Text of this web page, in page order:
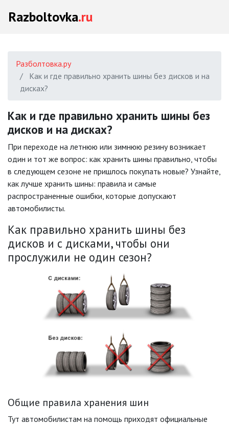
Razboltovka.ru
Разболтовка.ру
Как и где правильно хранить шины без дисков и на
дисках?
Как и где правильно хранить шины без
дисков и на дисках?
При переходе на летнюю или зимнюю резину возникает
один и тот же вопрос: как хранить шины правильно, чтобы
в следующем сезоне не пришлось покупать новые? Узнайте,
как лучше хранить шины: правила и самые
распространенные ошибки, которые допускают
автомобилисты.
Как правильно хранить шины без
дисков и с дисками, чтобы они
прослужили не один сезон?
Общие правила хранения шин
Тут автомобилистам на помощь приходят официальные